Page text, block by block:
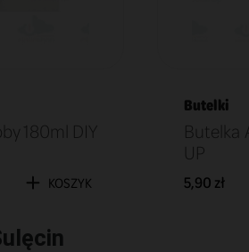
180ml DIY
KOSZYK
Butelki
Butelka
UP
5,90 zł